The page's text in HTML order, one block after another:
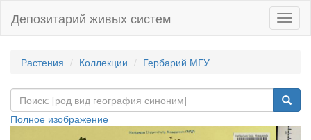
Депозитарий живых систем
Растения Коллекции Гербарий МГУ
Полное изображение